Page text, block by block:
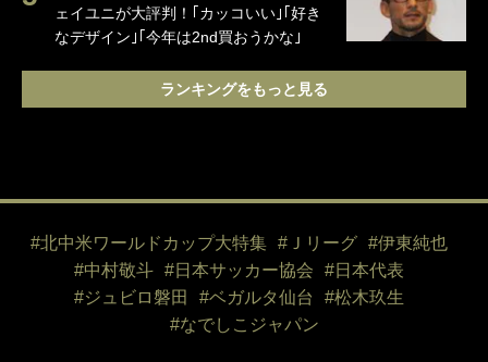
ェイユニが大評判！｢カッコいい｣｢好き
なデザイン｣｢今年は2nd買おうかな｣
ランキングをもっと見る
#北中米ワールドカップ大特集 #Ｊリーグ
#伊東純也
#中村敬斗
#日本サッカー協会
#日本代表
#ジュビロ磐田
#ベガルタ仙台
#松木玖生
#なでしこジャパン